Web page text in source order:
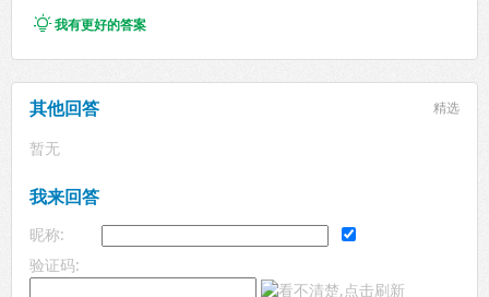
我有更好的答案
其他回答 精选
暂无
我来回答
昵称:
验证码: